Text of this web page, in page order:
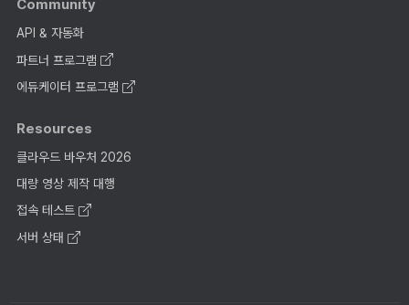
Community
API & 자동화
파트너 프로그램
에듀케이터 프로그램
Resources
클라우드 바우처 2026
대량 영상 제작 대행
접속 테스트
서버 상태